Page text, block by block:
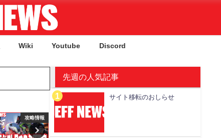
Wiki Youtube Discord
Youtube 基本情報
先週の人気記事
サイト移転のおしらせ